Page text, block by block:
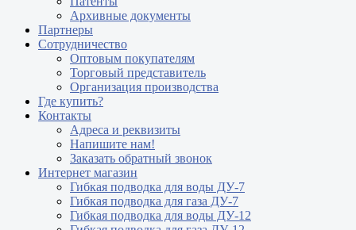
Архивные документы
Партнеры
Сотрудничество
Оптовым покупателям
Торговый представитель
Организация производства
Где купить?
Контакты
Адреса и реквизиты
Напишите нам!
Заказать обратный звонок
Интернет магазин
Гибкая подводка для воды ДУ-7
Гибкая подводка для газа ДУ-7
Гибкая подводка для воды ДУ-12